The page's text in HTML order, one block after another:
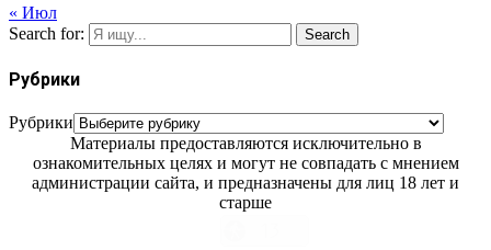
« Июл
Search for:
Search
Рубрики
Рубрики
Материалы предоставляются исключительно в
ознакомительных целях и могут не совпадать с мнением
администрации сайта, и предназначены для лиц 18 лет и
старше